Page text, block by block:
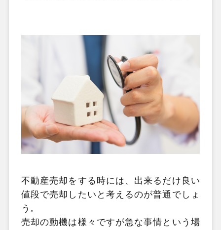
不動産売却をする時には、出来るだけ良い
値段で売却したいと考えるのが普通でしょ
う。
売却の動機は様々ですが急な事情という場